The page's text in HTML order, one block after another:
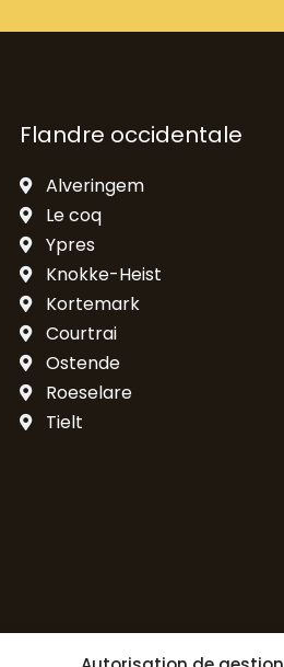
Flandre occidentale
Alveringem
Le coq
Ypres
Knokke-Heist
Kortemark
Courtrai
Ostende
Roeselare
Tielt